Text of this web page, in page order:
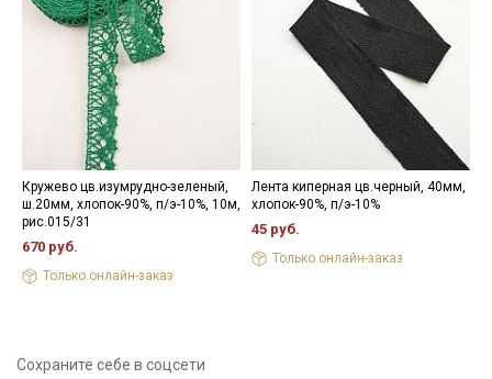
Кружево цв.изумрудно-зеленый,
ш.20мм, хлопок-90%, п/э-10%, 10м,
рис.015/31
670 руб.
Только онлайн-заказ
Лента киперная цв.черный, 40мм,
хлопок-90%, п/э-10%
45 руб.
Только онлайн-заказ
Сохраните себе в соцсети